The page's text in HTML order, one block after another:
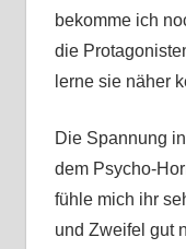
bekomme ich
die
lerne sie näher
Die Spannung
dem Psycho-
fühle mich ihr
und Zweifel gut